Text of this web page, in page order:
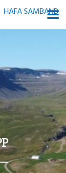
HAFA SAMBAND